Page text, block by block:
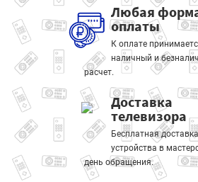
Любая
оплаты
К оплате
наличный и
расчет.
Доставка
телевизора
Бесплатная доставка
устройства в
день обращения.